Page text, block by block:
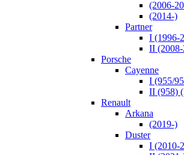
(2006-
(2014-)
Partner
I (1996-
II
Porsche
Cayenne
I (955/
II (958)
Renault
Arkana
(2019-)
Duster
I (2010-